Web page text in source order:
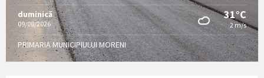
duminică
09/08/2026
31°C
2 m/s
PRIMARIA MUNICIPIULUI MORENI